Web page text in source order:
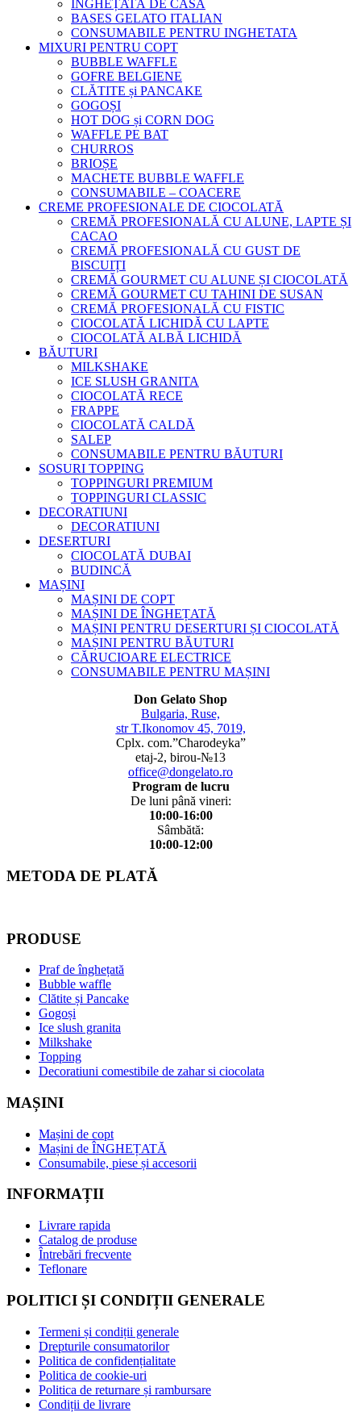
ÎNGHEȚATĂ DE CASA
BASES GELATO ITALIAN
CONSUMABILE PENTRU INGHETATA
MIXURI PENTRU COPT
BUBBLE WAFFLE
GOFRE BELGIENE
CLĂTITE și PANCAKE
GOGOȘI
HOT DOG și CORN DOG
WAFFLE PE BAT
CHURROS
BRIOȘE
MACHETE BUBBLE WAFFLE
CONSUMABILE – COACERE
CREME PROFESIONALE DE CIOCOLATĂ
CREMĂ PROFESIONALĂ CU ALUNE, LAPTE ȘI
CACAO
CREMĂ PROFESIONALĂ CU GUST DE
BISCUIȚI
CREMĂ GOURMET CU ALUNE ȘI CIOCOLATĂ
CREMĂ GOURMET CU TAHINI DE SUSAN
CREMĂ PROFESIONALĂ CU FISTIC
CIOCOLATĂ LICHIDĂ CU LAPTE
CIOCOLATĂ ALBĂ LICHIDĂ
BĂUTURI
MILKSHAKE
ICE SLUSH GRANITA
CIOCOLATĂ RECE
FRAPPE
CIOCOLATĂ CALDĂ
SALEP
CONSUMABILE PENTRU BĂUTURI
SOSURI TOPPING
TOPPINGURI PREMIUM
TOPPINGURI CLASSIC
DECORATIUNI
DECORATIUNI
DESERTURI
CIOCOLATĂ DUBAI
BUDINCĂ
MAȘINI
MAȘINI DE COPT
MAȘINI DE ÎNGHEȚATĂ
MAȘINI PENTRU DESERTURI ȘI CIOCOLATĂ
MAȘINI PENTRU BĂUTURI
CĂRUCIOARE ELECTRICE
CONSUMABILE PENTRU MAȘINI
Don Gelato Shop
Bulgaria, Ruse,
str T.Ikonomov 45, 7019,
Cplx. com.”Charodeyka”
etaj-2, birou-№13
office@dongelato.ro
Program de lucru
De luni până vineri:
10:00-16:00
Sâmbătă:
10:00-12:00
METODA DE PLATĂ
PRODUSE
Praf de înghețată
Bubble waffle
Clătite și Pancake
Gogoși
Ice slush granita
Milkshake
Topping
Decoratiuni comestibile de zahar si ciocolata
MAȘINI
Mașini de copt
Mașini de ÎNGHEȚATĂ
Consumabile, piese și accesorii
INFORMAȚII
Livrare rapida
Catalog de produse
Întrebări frecvente
Teflonare
POLITICI ȘI CONDIȚII GENERALE
Termeni și condiții generale
Drepturile consumatorilor
Politica de confidențialitate
Politica de cookie-uri
Politica de returnare și rambursare
Condiții de livrare